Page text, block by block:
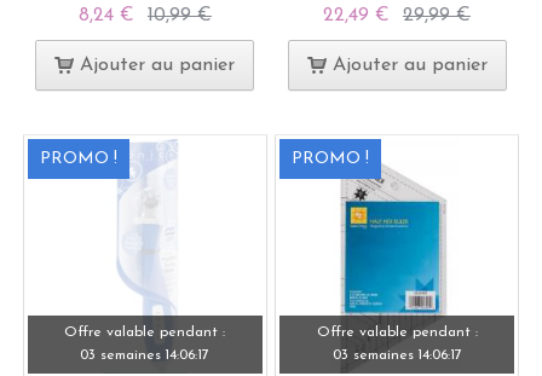
8,24 € 10,99 €
Ajouter au panier
22,49 € 29,99 €
Ajouter au panier
PROMO !
Offre valable pendant :
03 semaines 14:06:15
PROMO !
Offre valable pendant :
03 semaines 14:06:15